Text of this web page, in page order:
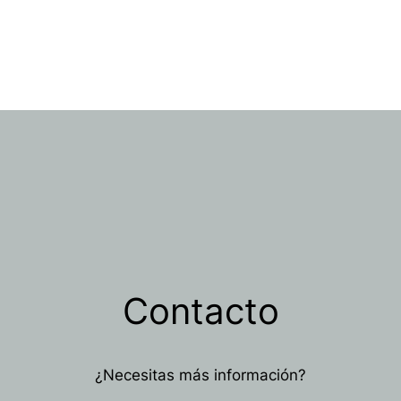
Contacto
¿Necesitas más información?